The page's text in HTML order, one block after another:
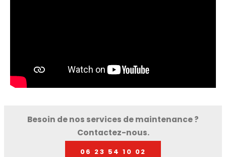
Besoin de nos services de maintenance ?
Contactez-nous.
06 23 54 10 02